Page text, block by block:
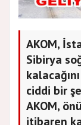
AKOM,
Sibirya
ciddi bir
AKOM,
itibaren